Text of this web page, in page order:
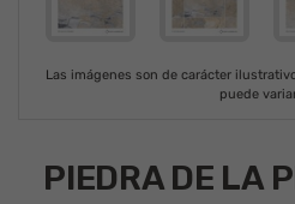
Las imágenes son de carácter
puede
PIEDRA DE LA